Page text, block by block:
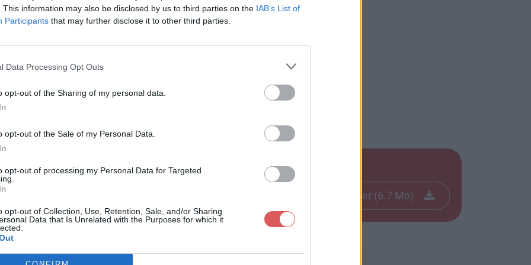
This information may also be disclosed by us to third parties on the IAB’s List of
Participants that may further disclose it to other third parties.
Data Processing Opt Outs
opt-out of the Sharing of my personal data.
opt-out of the Sale of my Personal Data.
opt-out of processing my Personal Data for Targeted
opt-out of Collection, Use, Retention, Sale, and/or Sharing
Data that Is Unrelated with the Purposes for which it
Télécharger le fichier (6.7 Mo)